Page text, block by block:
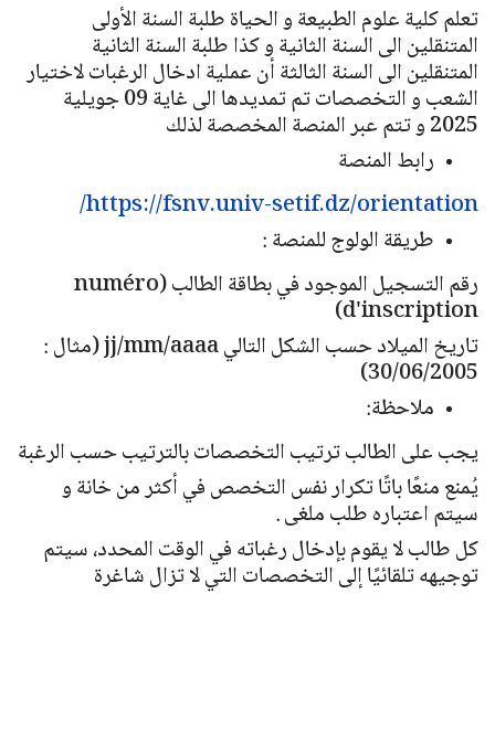
تعلم كلية علوم الطبيعة و الحياة طلبة السنة الأولى
المتنقلين الى السنة الثانية و كذا طلبة السنة الثانية
المتنقلين الى السنة الثالثة أن عملية ادخال الرغبات لاختيار
الشعب و التخصصات تم تمديدها الى غاية 09 جويلية
2025 و تتم عبر المنصة المخصصة لذلك
رابط المنصة
https://fsnv.univ-setif.dz/orientation/
طريقة الولوج للمنصة :
رقم التسجيل الموجود في بطاقة الطالب (numéro
d'inscription)
تاريخ الميلاد حسب الشكل التالي jj/mm/aaaa (مثال :
30/06/2005)
ملاحظة:
يجب على الطالب ترتيب التخصصات بالترتيب حسب الرغبة
يُمنع منعًا باتًا تكرار نفس التخصص في أكثر من خانة و
سيتم اعتباره طلب ملغى .
كل طالب لا يقوم بإدخال رغباته في الوقت المحدد، سيتم
توجيهه تلقائيًا إلى التخصصات التي لا تزال شاغرة